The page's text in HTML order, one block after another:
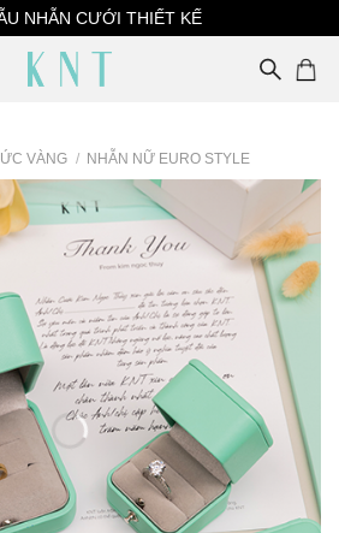
NHẪN CƯỚI THIẾT KẾ
VÀNG / NHẪN NỮ EURO STYLE